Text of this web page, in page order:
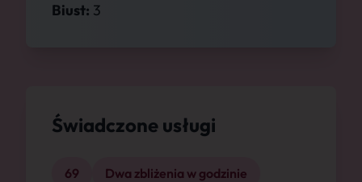
Biust: 3
Świadczone usługi
69
Dwa zbliżenia w godzinie